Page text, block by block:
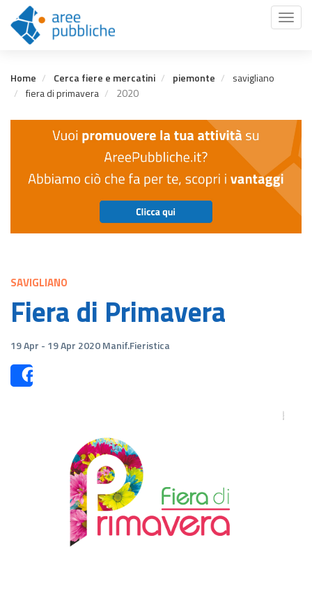
contenuto
principale
Toggle
Home Cerca fiere e mercatini piemonte
savigliano
fiera di primavera
2020
SAVIGLIANO
Fiera di Primavera
19 Apr - 19 Apr 2020 Manif.Fieristica